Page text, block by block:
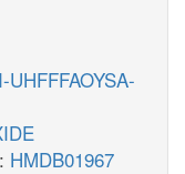
UHFFFAOYSA-
HMDB01967